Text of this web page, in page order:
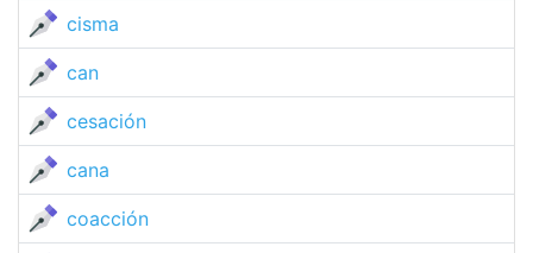
cisma
can
cesación
cana
coacción